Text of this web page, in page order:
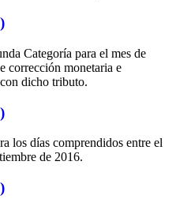
Categoría para el mes de
corrección monetaria e
dicho tributo.
los días comprendidos entre el
de 2016.